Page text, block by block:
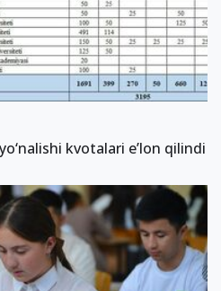
kvotalari e’lon qilindi